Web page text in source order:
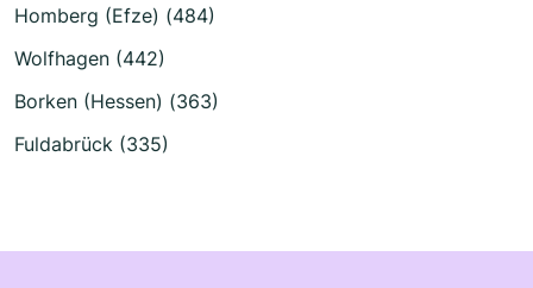
Homberg (Efze) (484)
Wolfhagen (442)
Borken (Hessen) (363)
Fuldabrück (335)